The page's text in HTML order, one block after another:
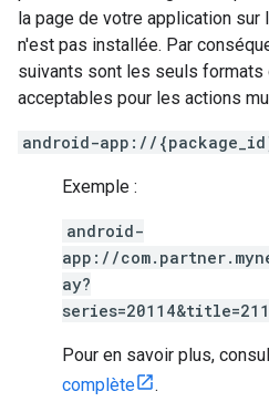
la page de votre application
n'est pas installée. Par
suivants sont les seuls formats
acceptables pour les actions
android-app://
Exemple :
android-
app://
ay?
Pour en savoir plus,
complète
.